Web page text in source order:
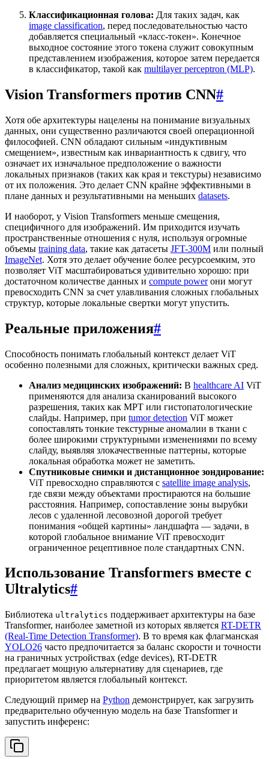
Классификационная голова: Для таких задач, как
image classification, перед последовательностью часто
добавляется специальный «класс-токен». Конечное
выходное состояние этого токена служит совокупным
представлением изображения, которое затем передается
в классификатор, такой как multilayer perceptron (MLP).
Vision Transformers против CNN#
Хотя обе архитектуры нацелены на понимание визуальных
данных, они существенно различаются своей операционной
философией. CNN обладают сильным «индуктивным
смещением», известным как инвариантность к сдвигу, что
означает их изначальное предположение о важности
локальных признаков (таких как края и текстуры) независимо
от их положения. Это делает CNN крайне эффективными в
плане данных и результативными на меньших datasets.
И наоборот, у Vision Transformers меньше смещения,
специфичного для изображений. Им приходится изучать
пространственные отношения с нуля, используя огромные
объемы training data, такие как датасеты JFT-300M или полный
ImageNet. Хотя это делает обучение более ресурсоемким, это
позволяет ViT масштабироваться удивительно хорошо: при
достаточном количестве данных и compute powerони могут
превосходить CNN за счет улавливания сложных глобальных
структур, которые локальные свертки могут упустить.
Реальные приложения#
Способность понимать глобальный контекст делает ViT
особенно полезными для сложных, критически важных сред.
Анализ медицинских изображений: В healthcare AI ViT
применяются для анализа сканирований высокого
разрешения, таких как МРТ или гистопатологические
слайды. Например, при tumor detection ViT может
сопоставлять тонкие текстурные аномалии в ткани с
более широкими структурными изменениями по всему
слайду, выявляя злокачественные паттерны, которые
локальная обработка может не заметить.
Спутниковые снимки и дистанционное зондирование:
ViT превосходно справляются с satellite image analysis,
где связи между объектами простираются на большие
расстояния. Например, сопоставление зоны вырубки
лесов с удаленной лесовозной дорогой требует
понимания «общей картины» ландшафта — задачи, в
которой глобальное внимание ViT превосходит
ограниченное рецептивное поле стандартных CNN.
Использование Transformers вместе с
Ultralytics#
Библиотека ultralytics поддерживает архитектуры на базе
Transformer, наиболее заметной из которых является RT-DETR
(Real-Time Detection Transformer). В то время как флагманская
YOLO26 часто предпочитается за баланс скорости и точности
на граничных устройствах (edge devices), RT-DETR
предлагает мощную альтернативу для сценариев, где
приоритетом является глобальный контекст.
Следующий пример на Python демонстрирует, как загрузить
предварительно обученную модель на базе Transformer и
запустить инференс: